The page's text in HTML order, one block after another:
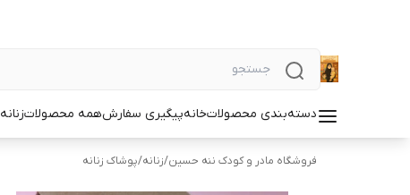
دسته‌بندی محصولاتخانهپیگیری سفارشهمه محصولاتزنانه
فروشگاه مادر و کودک ننه حسین/زنانه/پوشاک زنانه